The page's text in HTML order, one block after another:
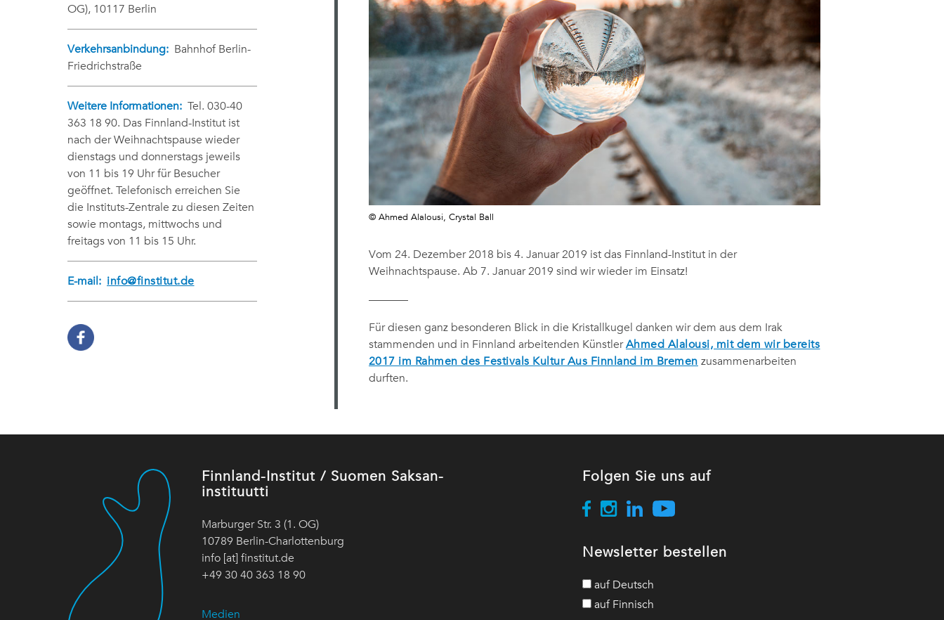
OG), 10117 Berlin
Verkehrsanbindung: Bahnhof Berlin-
Friedrichstraße
Weitere Informationen: Tel. 030-40
363 18 90. Das Finnland-Institut ist
nach der Weihnachtspause wieder
dienstags und donnerstags jeweils
von 11 bis 19 Uhr für Besucher
geöffnet. Telefonisch erreichen Sie
die Instituts-Zentrale zu diesen Zeiten
sowie montags, mittwochs und
freitags von 11 bis 15 Uhr.
E-mail: info@finstitut.de
© Ahmed Alalousi, Crystal Ball
Vom 24. Dezember 2018 bis 4. Januar 2019 ist das Finnland-Institut in der
Weihnachtspause. Ab 7. Januar 2019 sind wir wieder im Einsatz!
———–
Für diesen ganz besonderen Blick in die Kristallkugel danken wir dem aus dem Irak
stammenden und in Finnland arbeitenden KünstlerAhmed Alalousi, mit dem wir bereits
2017 im Rahmen des Festivals Kultur Aus Finnland im Bremen zusammenarbeiten
durften.
Finnland-Institut / Suomen Saksan-
instituutti
Marburger Str. 3 (1. OG)
10789 Berlin-Charlottenburg
info [at] finstitut.de
+49 30 40 363 18 90
Medien
Folgen Sie uns auf
Newsletter bestellen
auf Deutsch
auf Finnisch